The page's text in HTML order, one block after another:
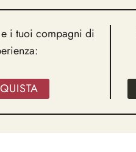
i tuoi compagni di